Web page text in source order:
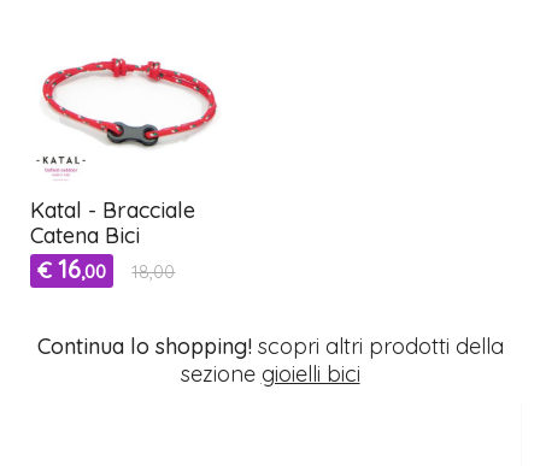
Katal - Bracciale
Catena Bici
€ 16,00 18,00
Continua lo shopping!scopri altri prodotti della
sezione gioielli bici